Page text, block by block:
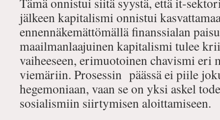
jälkeen kapitalismi onnistui
ennennäkemättömällä finanssialan
maailmanlaajuinen kapitalismi tulee
vaiheeseen, erimuotoinen chavismi eri
viemäriin. Prosessin päässä ei piile
hegemoniaan, vaan se on yksi askel
sosialismiin siirtymisen aloittamiseen.